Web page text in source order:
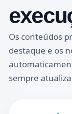
Os conteúdos
destaque e os
sempre